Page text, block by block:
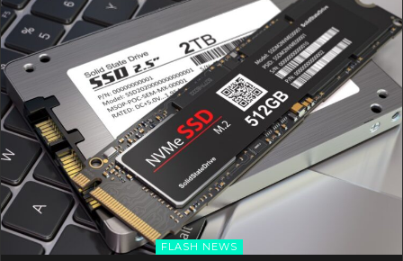
FLASH NEWS